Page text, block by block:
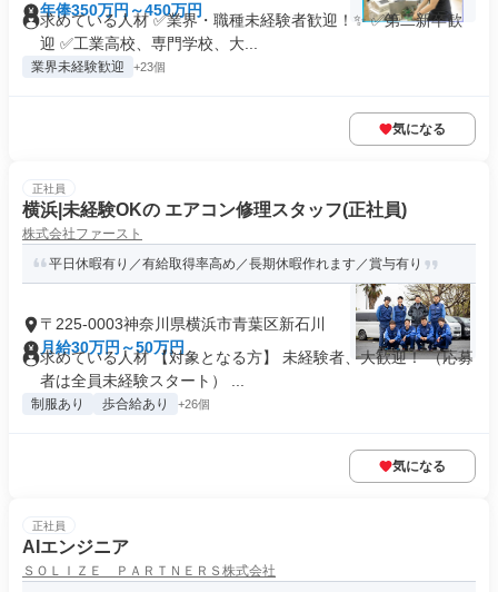
年俸350万円～450万円
求めている人材 ✅業界・職種未経験者歓迎！✨ ✅第二新卒歓
迎 ✅工業高校、専門学校、大...
業界未経験歓迎 +23個
気になる
正社員
横浜|未経験OKの エアコン修理スタッフ(正社員)
株式会社ファースト
平日休暇有り／有給取得率高め／長期休暇作れます／賞与有り
〒225-0003神奈川県横浜市青葉区新石川
月給30万円～50万円
求めている人材 【対象となる方】 未経験者、大歓迎！ （応募
者は全員未経験スタート） ...
制服あり 歩合給あり +26個
気になる
正社員
AIエンジニア
ＳＯＬＩＺＥ ＰＡＲＴＮＥＲＳ株式会社